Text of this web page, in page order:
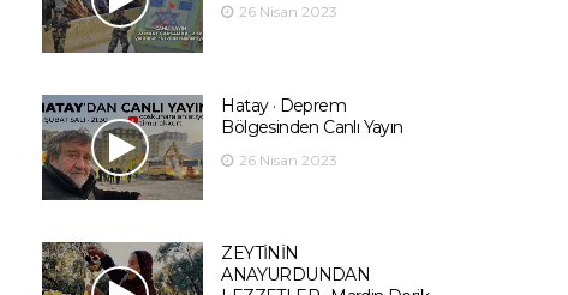
26 Nisan 2023
Hatay · Deprem
Bölgesinden Canlı Yayın
26 Nisan 2023
ZEYTİNİN
ANAYURDUNDAN